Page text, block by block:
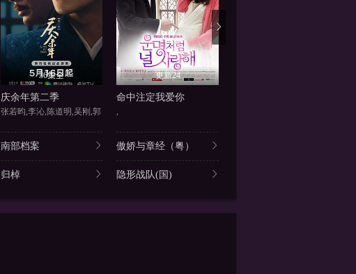
36集全
庆余年第二季
张若昀,李沁,陈道明,吴刚,郭
更新24
命中注定我爱你
,
南部档案 傲娇与章经（粤）
归棹 隐形战队(国)